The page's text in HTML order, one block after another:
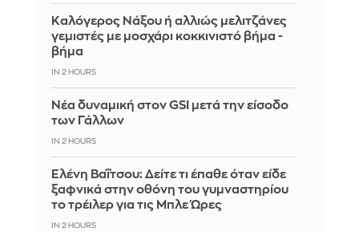
Καλόγερος Νάξου ή αλλιώς μελιτζάνες
γεμιστές με μοσχάρι κοκκινιστό βήμα -
βήμα
IN 2 HOURS
Νέα δυναμική στον GSI μετά την είσοδο
των Γάλλων
IN 2 HOURS
Ελένη Βαΐτσου: Δείτε τι έπαθε όταν είδε
ξαφνικά στην οθόνη του γυμναστηρίου
το τρέιλερ για τις Μπλε Ώρες
IN 2 HOURS